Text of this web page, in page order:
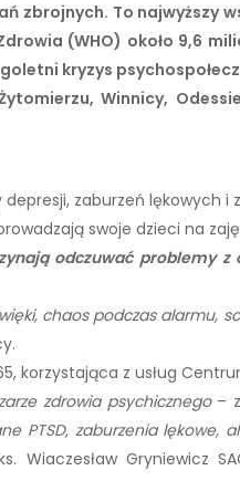
zbrojnych. To najwyższy
(WHO) około 9,6
kryzys
Winnicy,
zaburzeń lękowych i
swoje dzieci na
odczuwać problemy z
chaos podczas alarmu,
korzystająca z usług
zdrowia psychicznego –
PTSD, zaburzenia lękowe,
Wiaczesław Gryniewicz